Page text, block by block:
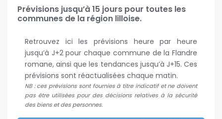
Prévisions jusqu’à 15 jours pour toutes les
communes de la région lilloise.
Retrouvez ici les prévisions heure par heure
jusqu’à J+2 pour chaque commune de la Flandre
romane, ainsi que les tendances jusqu’à J+15. Ces
prévisions sont réactualisées chaque matin.
NB : ces prévisions sont fournies à titre indicatif et ne doivent
pas être utilisées pour des décisions relatives à la sécurité
des biens et des personnes.